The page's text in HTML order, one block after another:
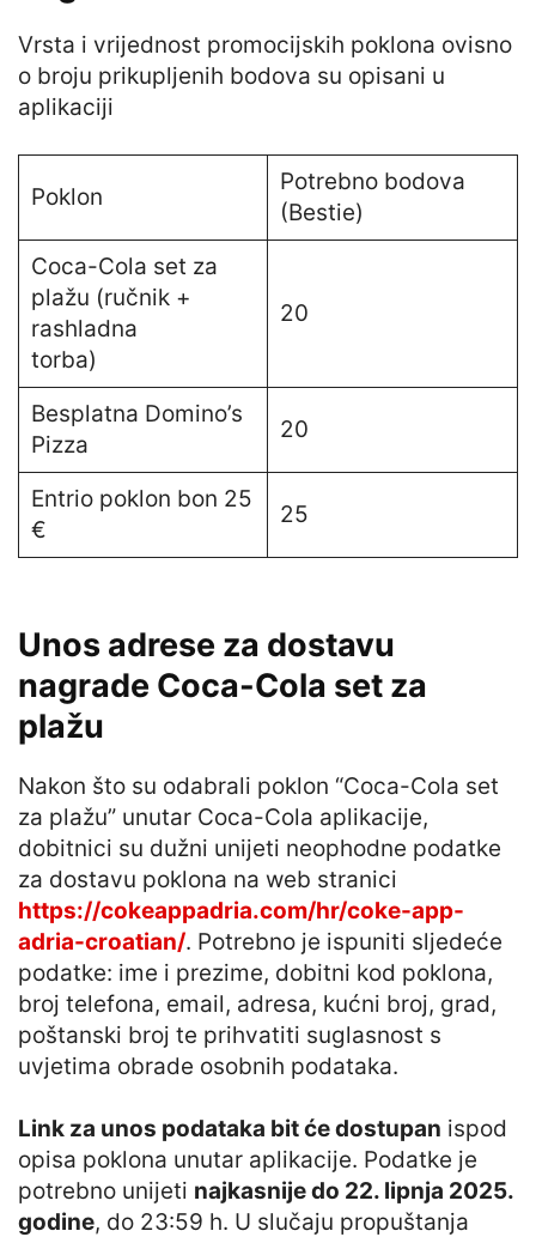
Vrsta i vrijednost promocijskih poklona ovisno
o broju prikupljenih bodova su opisani u
aplikaciji
Poklon
Potrebno bodova
(Bestie)
Coca-Cola set za
plažu (ručnik +
rashladna
torba)
20
Besplatna Domino’s
Pizza
20
Entrio poklon bon 25
€
25
Unos adrese za dostavu
nagrade Coca-Cola set za
plažu
Nakon što su odabrali poklon “Coca-Cola set
za plažu” unutar Coca-Cola aplikacije,
dobitnici su dužni unijeti neophodne podatke
za dostavu poklona na web stranici
https://cokeappadria.com/hr/coke-app-
adria-croatian/. Potrebno je ispuniti sljedeće
podatke: ime i prezime, dobitni kod poklona,
broj telefona, email, adresa, kućni broj, grad,
poštanski broj te prihvatiti suglasnost s
uvjetima obrade osobnih podataka.
Link za unos podataka bit će dostupan ispod
opisa poklona unutar aplikacije. Podatke je
potrebno unijeti najkasnije do 22. lipnja 2025.
godine, do 23:59 h. U slučaju propuštanja